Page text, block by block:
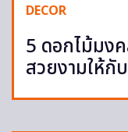
DECOR
5 ดอกไม้มง
สวยงามให้กั